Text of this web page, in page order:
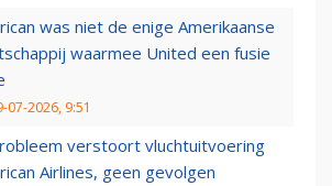
was niet de enige Amerikaanse
waarmee United een fusie
07-2026, 9:51
verstoort vluchtuitvoering
Airlines, geen gevolgen